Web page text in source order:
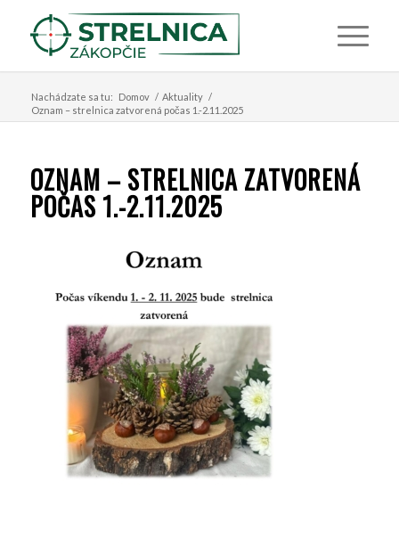
Nachádzate sa tu: Domov / Aktuality /
Oznam – strelnica zatvorená počas 1.-2.11.2025
OZNAM – STRELNICA ZATVORENÁ
POČAS 1.-2.11.2025